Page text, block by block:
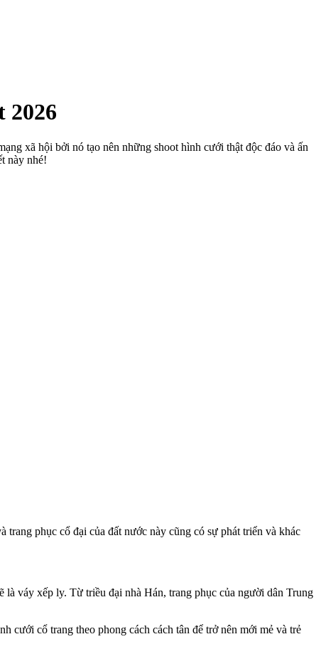
2026
xã hội bởi nó tạo nên những shoot hình cưới thật độc đáo và ấn
này nhé!
phục cổ đại của đất nước này cũng có sự phát triển và khác
là váy xếp ly. Từ triều đại nhà Hán, trang phục của người dân Trung
cưới cổ trang theo phong cách cách tân để trở nên mới mẻ và trẻ